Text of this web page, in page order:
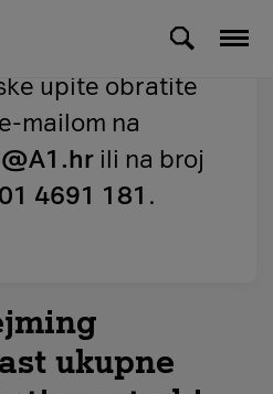
upite obratite
mailom na
ili na broj
01 4691 181 .
ukupne